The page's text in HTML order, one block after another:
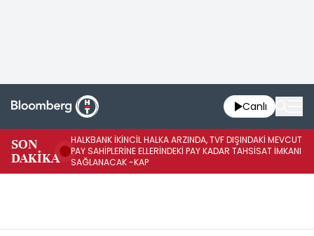
Canlı
SON
DAKİKA
HALKBANK İKİNCİL HALKA ARZINDA, TVF DIŞINDAKİ MEVCUT
PAY SAHİPLERİNE ELLERİNDEKİ PAY KADAR TAHSİSAT İMKANI
SAĞLANACAK -KAP